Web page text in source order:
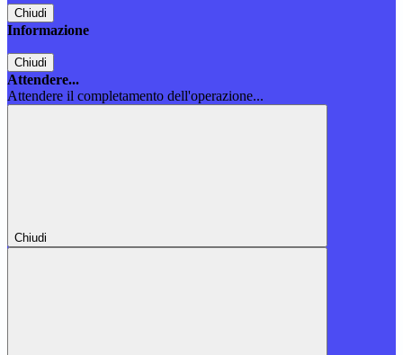
Chiudi
Informazione
Chiudi
Attendere...
Attendere il completamento dell'operazione...
Chiudi